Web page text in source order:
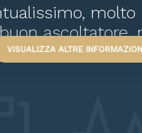
molto
buon ascoltatore,
grazie
VISUALIZZA ALTRE